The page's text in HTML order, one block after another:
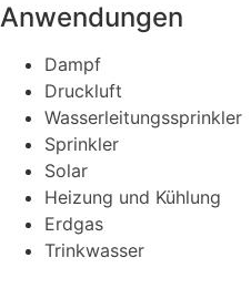
Anwendungen
Dampf
Druckluft
Wasserleitungssprinkler
Sprinkler
Solar
Heizung und Kühlung
Erdgas
Trinkwasser